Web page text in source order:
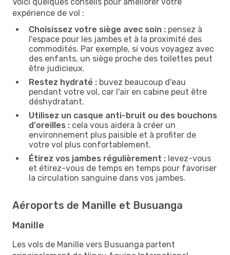
expérience de vol :
Choisissez votre siège avec soin : pensez à
l'espace pour les jambes et à la proximité des
commodités. Par exemple, si vous voyagez avec
des enfants, un siège proche des toilettes peut
être judicieux.
Restez hydraté : buvez beaucoup d'eau
pendant votre vol, car l'air en cabine peut être
déshydratant.
Utilisez un casque anti-bruit ou des bouchons
d'oreilles : cela vous aidera à créer un
environnement plus paisible et à profiter de
votre vol plus confortablement.
Étirez vos jambes régulièrement : levez-vous
et étirez-vous de temps en temps pour favoriser
la circulation sanguine dans vos jambes.
Aéroports de Manille et Busuanga
Manille
Les vols de Manille vers Busuanga partent